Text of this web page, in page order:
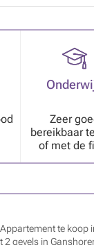
Zeer
bereikbaar
of met de
Appartement te koop
gevels in